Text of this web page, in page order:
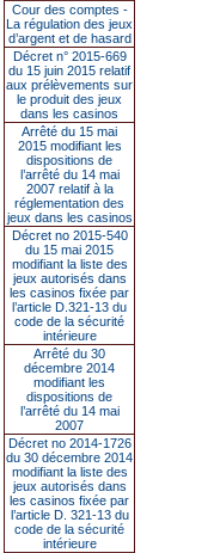
Cour des comptes -
La régulation des jeux
d’argent et de hasard
Décret n° 2015-669
du 15 juin 2015 relatif
aux prélèvements sur
le produit des jeux
dans les casinos
Arrêté du 15 mai
2015 modifiant les
dispositions de
l’arrêté du 14 mai
2007 relatif à la
réglementation des
jeux dans les casinos
Décret no 2015-540
du 15 mai 2015
modifiant la liste des
jeux autorisés dans
les casinos fixée par
l’article D.321-13 du
code de la sécurité
intérieure
Arrêté du 30
décembre 2014
modifiant les
dispositions de
l’arrêté du 14 mai
2007
Décret no 2014-1726
du 30 décembre 2014
modifiant la liste des
jeux autorisés dans
les casinos fixée par
l’article D. 321-13 du
code de la sécurité
intérieure